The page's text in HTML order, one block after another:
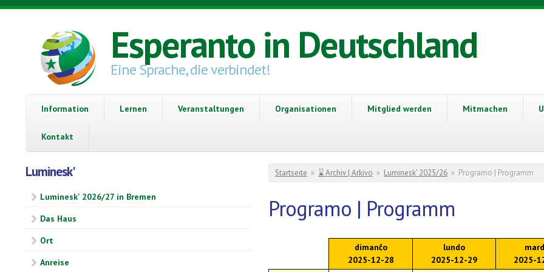
Direkt zum Inhalt
Esperanto in Deutschland
Eine Sprache, die verbindet!
Information Lernen Veranstaltungen Organisationen Mitglied werden Mitmachen
Kontakt
Luminesk'
Luminesk' 2026/27 in Bremen
Das Haus
Ort
Anreise
Sie sind hier
Startseite » ⌛ Archiv | Arkivo » Luminesk' 2025/26 » Programo | Programm
Programo | Programm
dimanĉo
2025-12-28
lundo
2025-12-29
2025-